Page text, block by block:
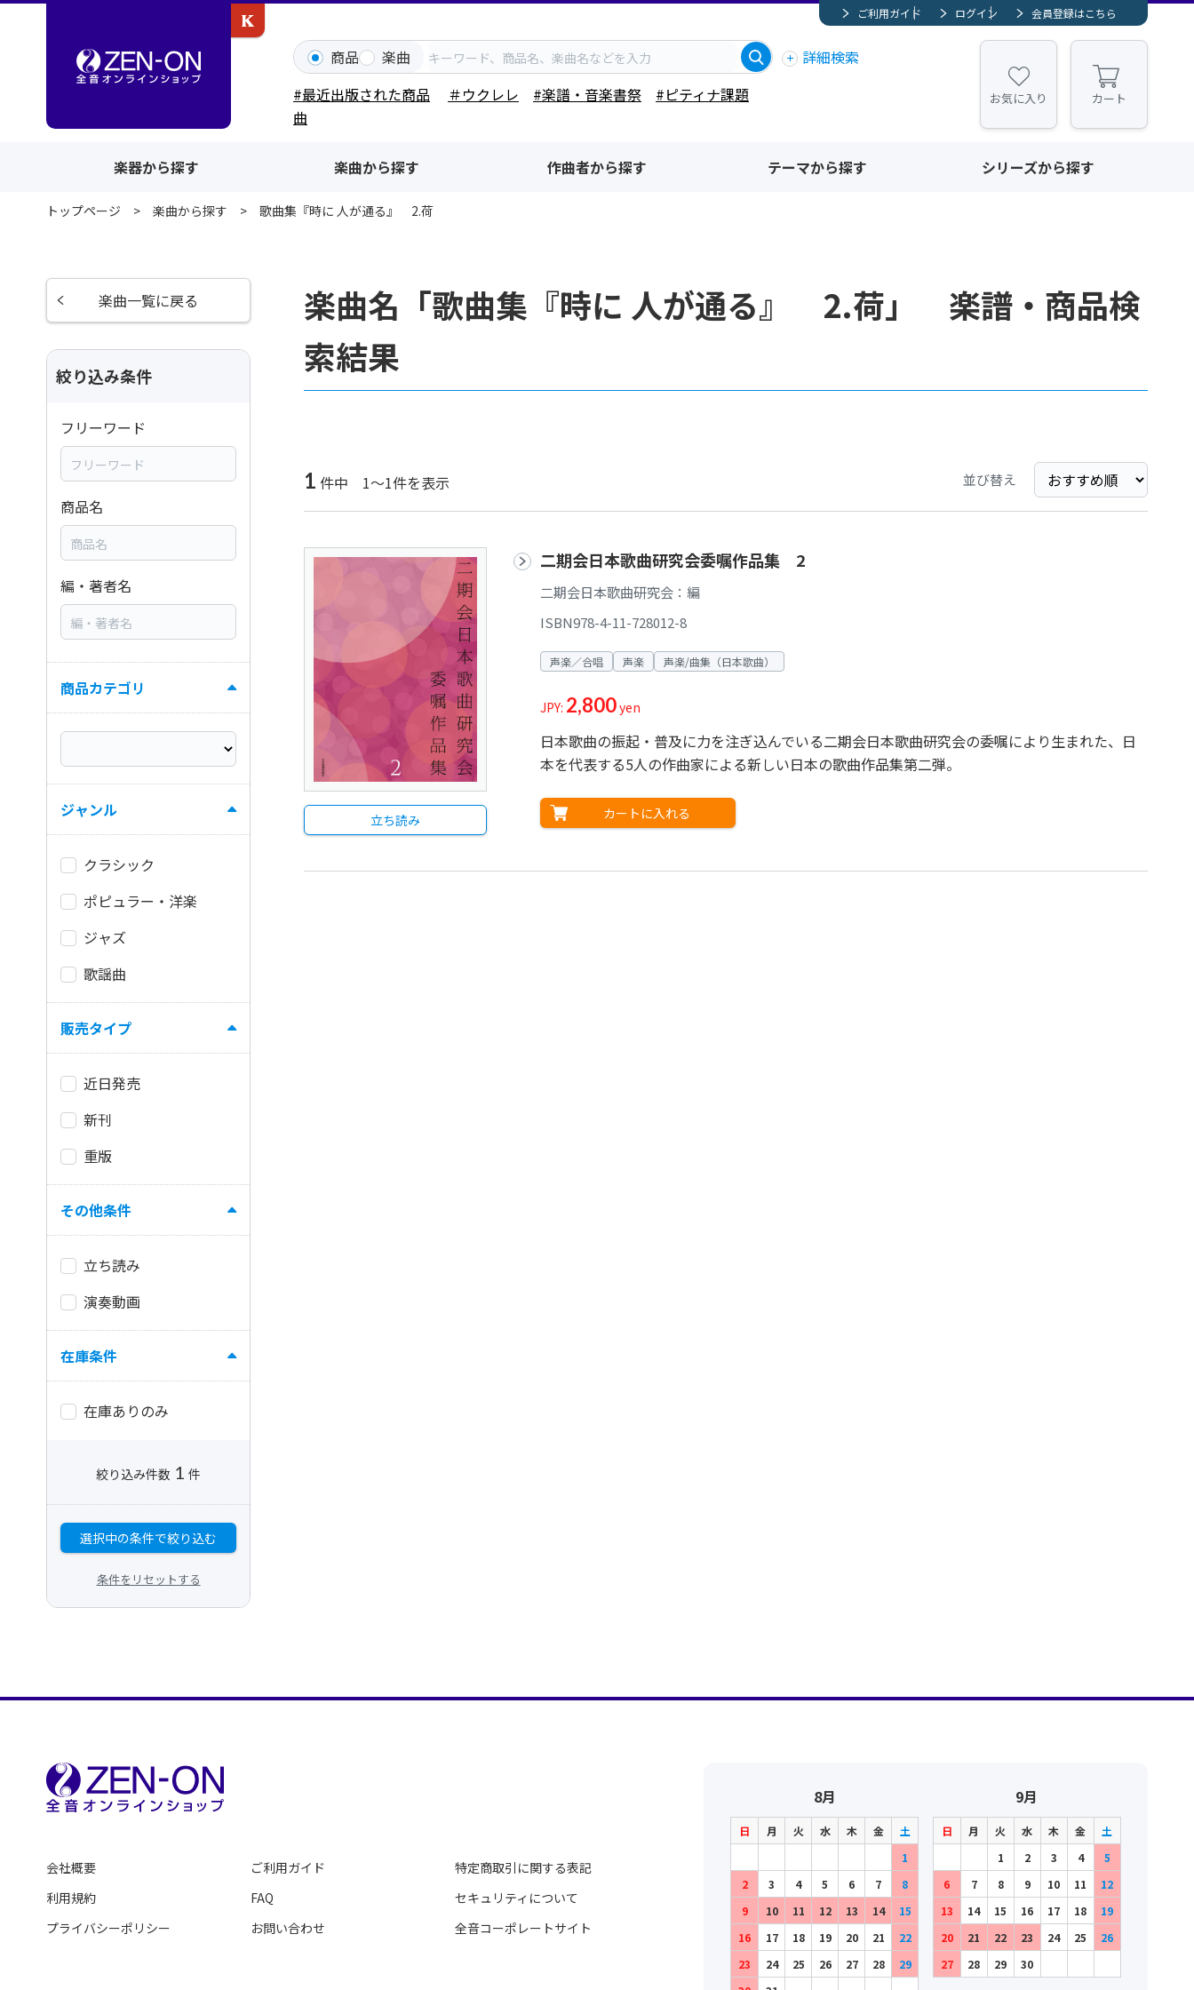
ご利用ガイド ログイン 会員登録はこちら
商品 楽曲
詳細検索
#最近出版された商品
＃ウクレレ #楽譜・音楽書祭
#ピティナ課題
曲
お気に入り カート
楽器から探す 楽曲から探す 作曲者から探す テーマから探す シリーズから探す
トップページ 楽曲から探す 歌曲集『時に 人が通る』 2.荷
楽曲名「歌曲集『時に 人が通る』 2.荷」 楽譜・商品検
索結果
1 件中 1～1件を表示 並び替え
立ち読み
二期会日本歌曲研究会委嘱作品集 2
二期会日本歌曲研究会：編
ISBN978-4-11-728012-8
声楽／合唱 声楽 声楽/曲集（日本歌曲）
JPY: 2,800yen
日本歌曲の振起・普及に力を注ぎ込んでいる二期会日本歌曲研究会の委嘱により生まれた、日
本を代表する5人の作曲家による新しい日本の歌曲作品集第二弾。
カートに入れる
楽曲一覧に戻る
絞り込み条件
フリーワード
商品名
編・著者名
商品カテゴリ
ジャンル
クラシック
ポピュラー・洋楽
ジャズ
歌謡曲
販売タイプ
近日発売
新刊
重版
その他条件
立ち読み
演奏動画
在庫条件
在庫ありのみ
絞り込み件数 1 件
選択中の条件で絞り込む
条件をリセットする
会社概要
利用規約
プライバシーポリシー
ご利用ガイド
FAQ
お問い合わせ
特定商取引に関する表記
セキュリティについて
全音コーポレートサイト
8月
日 月 火 水 木 金
土
1
2
3 4 5 6 7
8
9
10 11 12 13 14
15
16
17 18 19 20 21
22
23
24 25 26 27 28
29
9月
日 月 火 水 木 金
土
1
2 3 4
5
6
7 8 9 10 11
12
13
14 15 16 17 18
19
20
21 22 23 24 25
26
27
28 29 30